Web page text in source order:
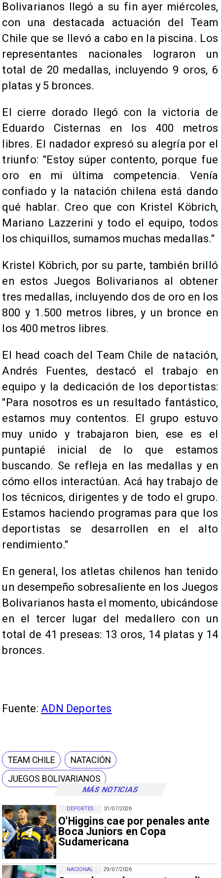
MÁS NOTICIAS
31/07/2026
O'Higgins cae por penales ante
Boca Juniors en Copa
Sudamericana
DEPORTES
29/07/2026
NACIONAL
Bolivarianos llegó a su fin ayer miércoles,
con una destacada actuación del Team
Chile que se llevó a cabo en la piscina. Los
representantes nacionales lograron un
total de 20 medallas, incluyendo 9 oros, 6
platas y 5 bronces.
El cierre dorado llegó con la victoria de
Eduardo Cisternas en los 400 metros
libres. El nadador expresó su alegría por el
triunfo: "Estoy súper contento, porque fue
oro en mi última competencia. Venía
confiado y la natación chilena está dando
qué hablar. Creo que con Kristel Köbrich,
Mariano Lazzerini y todo el equipo, todos
los chiquillos, sumamos muchas medallas."
Kristel Köbrich, por su parte, también brilló
en estos Juegos Bolivarianos al obtener
tres medallas, incluyendo dos de oro en los
800 y 1.500 metros libres, y un bronce en
los 400 metros libres.
El head coach del Team Chile de natación,
Andrés Fuentes, destacó el trabajo en
equipo y la dedicación de los deportistas:
"Para nosotros es un resultado fantástico,
estamos muy contentos. El grupo estuvo
muy unido y trabajaron bien, ese es el
puntapié inicial de lo que estamos
buscando. Se refleja en las medallas y en
cómo ellos interactúan. Acá hay trabajo de
los técnicos, dirigentes y de todo el grupo.
Estamos haciendo programas para que los
deportistas se desarrollen en el alto
rendimiento."
En general, los atletas chilenos han tenido
un desempeño sobresaliente en los Juegos
Bolivarianos hasta el momento, ubicándose
en el tercer lugar del medallero con un
total de 41 preseas: 13 oros, 14 platas y 14
bronces.
Fuente: ADN Deportes
TEAM CHILE
NATACIÓN
JUEGOS BOLIVARIANOS